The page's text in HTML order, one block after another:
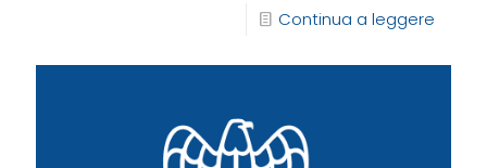
Continua a leggere